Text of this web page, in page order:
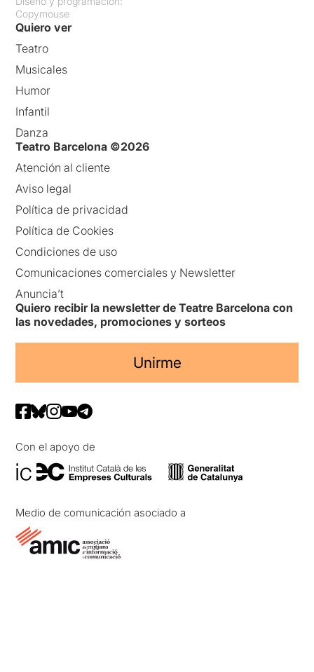
Copymouse
Quiero ver
Teatro
Musicales
Humor
Infantil
Danza
Teatro Barcelona ©2026
Atención al cliente
Aviso legal
Política de privacidad
Política de Cookies
Condiciones de uso
Comunicaciones comerciales y Newsletter
Anuncia’t
Quiero recibir la newsletter de Teatre Barcelona con
las novedades, promociones y sorteos
Unirme
Con el apoyo de
Medio de comunicación asociado a